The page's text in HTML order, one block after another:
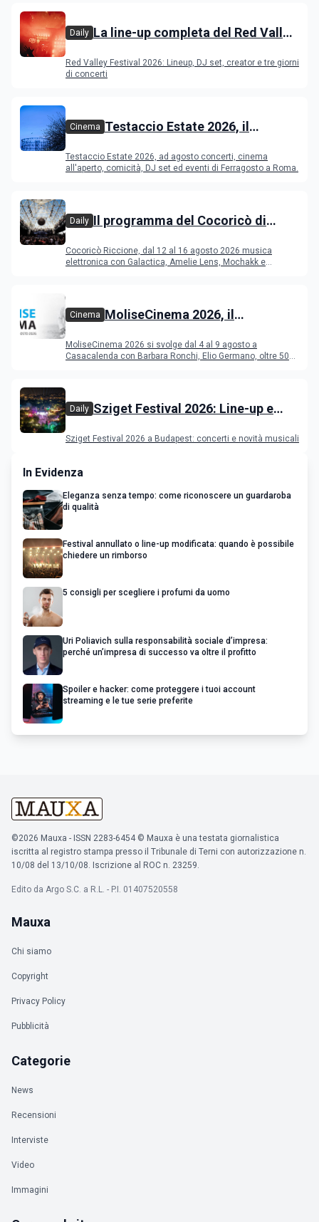
Daily La line-up completa del Red Valley
Red Valley Festival 2026: Lineup, DJ set, creator e tre giorni
di concerti
Cinema Testaccio Estate 2026, il
Ferragosto
Testaccio Estate 2026, ad agosto concerti, cinema
all'aperto, comicità, DJ set ed eventi di Ferragosto a Roma.
Daily Il programma del Cocoricò di
Cocoricò Riccione, dal 12 al 16 agosto 2026 musica
elettronica con Galactica, Amelie Lens, Mochakk e
Cinema MoliseCinema 2026, il
MoliseCinema 2026 si svolge dal 4 al 9 agosto a
Casacalenda con Barbara Ronchi, Elio Germano, oltre 50
Daily Sziget Festival 2026: Line-up e
Sziget Festival 2026 a Budapest: concerti e novità musicali
In Evidenza
Eleganza senza tempo: come riconoscere un guardaroba
di qualità
Festival annullato o line-up modificata: quando è possibile
chiedere un rimborso
5 consigli per scegliere i profumi da uomo
Uri Poliavich sulla responsabilità sociale d’impresa:
perché un’impresa di successo va oltre il profitto
Spoiler e hacker: come proteggere i tuoi account
streaming e le tue serie preferite
©2026 Mauxa - ISSN 2283-6454 © Mauxa è una testata giornalistica
iscritta al registro stampa presso il Tribunale di Terni con autorizzazione n.
10/08 del 13/10/08. Iscrizione al ROC n. 23259.
Edito da Argo S.C. a R.L. - P.I. 01407520558
Mauxa
Chi siamo
Copyright
Privacy Policy
Pubblicità
Categorie
News
Recensioni
Interviste
Video
Immagini